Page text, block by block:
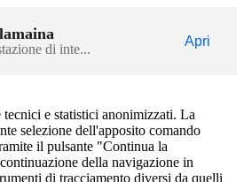
di inte...
Apri
e statistici anonimizzati. La
selezione dell'apposito comando
il pulsante "Continua la
della navigazione in
di tracciamento diversi da quelli